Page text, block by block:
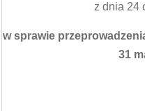
z dnia 24
w sprawie
31